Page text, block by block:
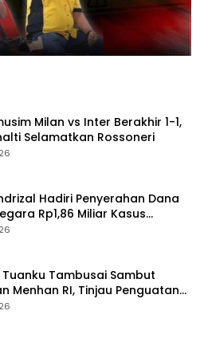
Milan vs Inter Berakhir 1-1,
Selamatkan Rossoneri
Hadiri Penyerahan Dana
Rp1,86 Miliar Kasus
Indra Arta
Tuanku Tambusai Sambut
Menhan RI, Tinjau Penguatan
dan Kampar